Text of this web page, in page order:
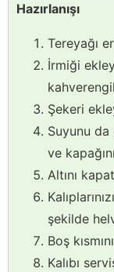
Hazırlanışı
Tereyağı
İrmiği
Şekeri
Suyunu
ve
Altını
şekilde
Boş
Kalıbı